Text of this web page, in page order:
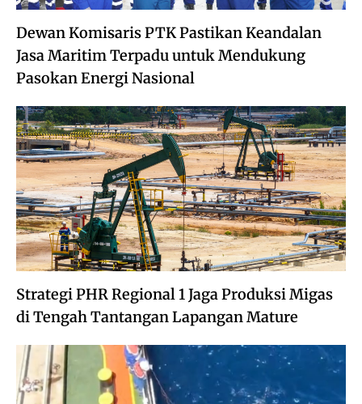
Dewan Komisaris PTK Pastikan Keandalan
Jasa Maritim Terpadu untuk Mendukung
Pasokan Energi Nasional
Strategi PHR Regional 1 Jaga Produksi Migas
di Tengah Tantangan Lapangan Mature